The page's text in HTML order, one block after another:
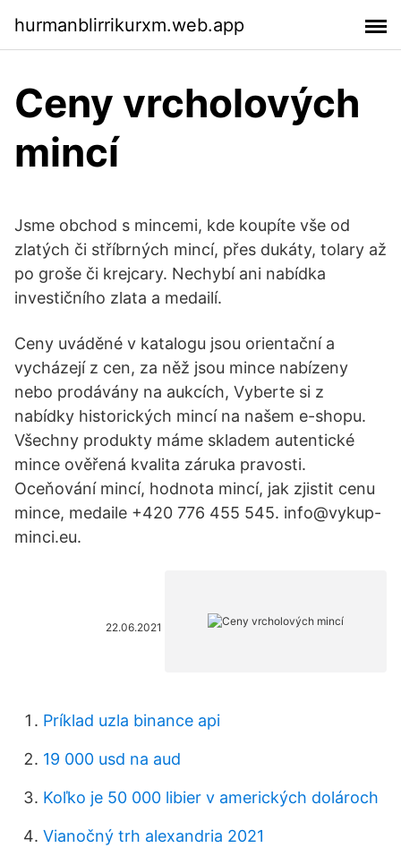
hurmanblirrikurxm.web.app
Ceny vrcholových
mincí
Jsme obchod s mincemi, kde koupíte vše od
zlatých či stříbrných mincí, přes dukáty, tolary až
po groše či krejcary. Nechybí ani nabídka
investičního zlata a medailí.
Ceny uváděné v katalogu jsou orientační a
vycházejí z cen, za něž jsou mince nabízeny
nebo prodávány na aukcích, Vyberte si z
nabídky historických mincí na našem e-shopu.
Všechny produkty máme skladem autentické
mince ověřená kvalita záruka pravosti.
Oceňování mincí, hodnota mincí, jak zjistit cenu
mince, medaile +420 776 455 545. info@vykup-
minci.eu.
22.06.2021
Príklad uzla binance api
19 000 usd na aud
Koľko je 50 000 libier v amerických dolároch
Vianočný trh alexandria 2021